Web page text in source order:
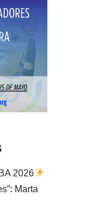
2026
Marta